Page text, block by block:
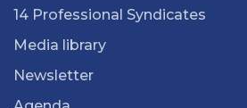
14 Professional Syndicates
Media library
Newsletter